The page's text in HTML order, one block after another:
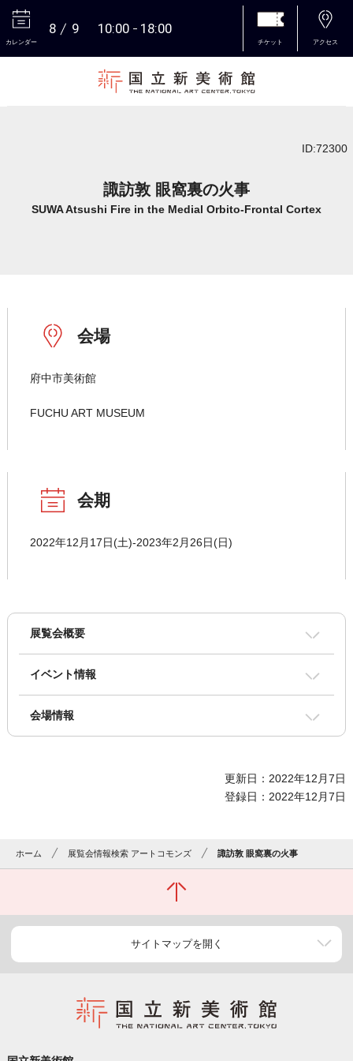
カレンダー
8 9 10:00 18:00
チケット アクセス
ID:72300
諏訪敦 眼窩裏の火事
SUWA Atsushi Fire in the Medial Orbito-Frontal Cortex
会場
府中市美術館
FUCHU ART MUSEUM
会期
2022年12月17日(土)-2023年2月26日(日)
展覧会概要
イベント情報
会場情報
更新日：2022年12月7日
登録日：2022年12月7日
ホーム 展覧会情報検索 アートコモンズ 諏訪敦 眼窩裏の火事
サイトマップを開く